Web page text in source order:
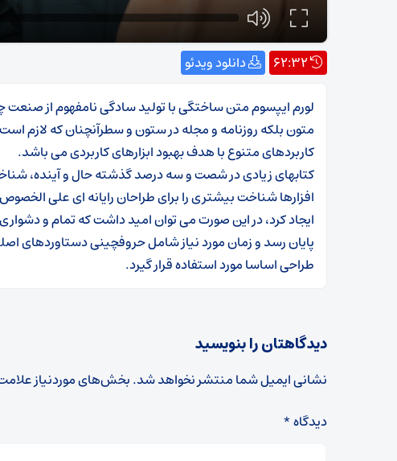
دانلود ویدئو
لورم ایپسوم متن ساختگی با تولید سادگی نامفهوم از صنعت
متون بلکه روزنامه و مجله در ستون و سطرآنچنان که لازم
کاربردهای متنوع با هدف بهبود ابزارهای کاربردی می باشد.
کتابهای زیادی در شصت و سه درصد گذشته حال و آینده،
افزارها شناخت بیشتری را برای طراحان رایانه ای علی
ایجاد کرد، در این صورت می توان امید داشت که تمام و
پایان رسد و زمان مورد نیاز شامل حروفچینی دستاوردهای
طراحی اساسا مورد استفاده قرار گیرد.
دیدگاهتان را بنویسید
نشانی ایمیل شما منتشر نخواهد شد.بخش‌های موردنیاز
دیدگاه*